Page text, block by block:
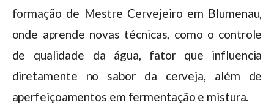
formação de Mestre Cervejeiro em Blumenau,
onde aprende novas técnicas, como o controle
de qualidade da água, fator que influencia
diretamente no sabor da cerveja, além de
aperfeiçoamentos em fermentação e mistura.